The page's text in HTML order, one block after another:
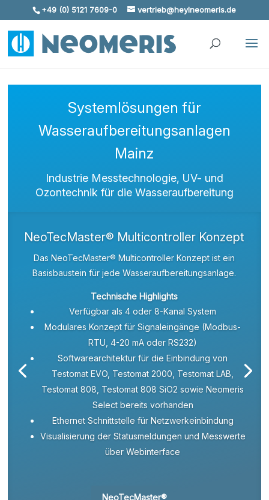
Skip To Content
+49 (0) 5121 7609-0 vertrieb@heylneomeris.de
Systemlösungen für
Wasseraufbereitungsanlagen
Mainz
Industrie Messtechnologie, UV- und
Ozontechnik für die Wasseraufbereitung
NeoTecMaster® Multicontroller Konzept
Das NeoTecMaster® Multicontroller Konzept ist ein
Basisbaustein für jede Wasseraufbereitungsanlage.
Technische Highlights
Verfügbar als 4 oder 8-Kanal System
Modulares Konzept für Signaleingänge (Modbus-
RTU, 4-20 mA oder RS232)
Softwarearchitektur für die Einbindung von
Testomat EVO, Testomat 2000, Testomat LAB,
Testomat 808, Testomat 808 SiO2 sowie Neomeris
Select bereits vorhanden
Ethernet Schnittstelle für Netzwerkeinbindung
Visualisierung der Statusmeldungen und Messwerte
über Webinterface
NeoTecMaster®